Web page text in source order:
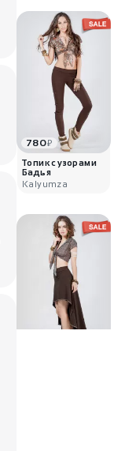
780₽
Топик с узорами
Бадья
Kalyumza